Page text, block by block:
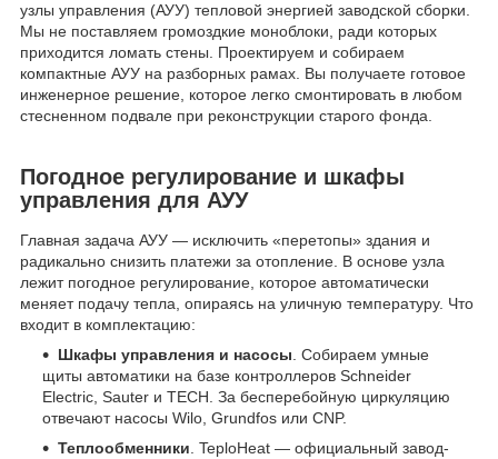
узлы управления (АУУ) тепловой энергией заводской сборки.
Мы не поставляем громоздкие моноблоки, ради которых
приходится ломать стены. Проектируем и собираем
компактные АУУ на разборных рамах. Вы получаете готовое
инженерное решение, которое легко смонтировать в любом
стесненном подвале при реконструкции старого фонда.
Погодное регулирование и шкафы
управления для АУУ
Главная задача АУУ — исключить «перетопы» здания и
радикально снизить платежи за отопление. В основе узла
лежит погодное регулирование, которое автоматически
меняет подачу тепла, опираясь на уличную температуру. Что
входит в комплектацию:
Шкафы управления и насосы . Собираем умные
щиты автоматики на базе контроллеров Schneider
Electric, Sauter и TECH. За бесперебойную циркуляцию
отвечают насосы Wilo, Grundfos или CNP.
Теплообменники . TeploHeat — официальный завод-